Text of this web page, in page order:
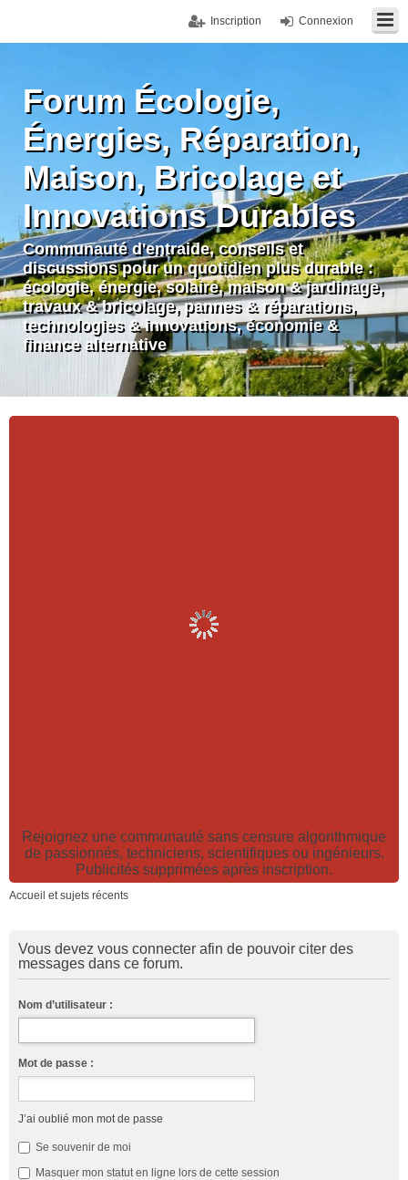
Connexion
Inscription
Forum Écologie,
Énergies, Réparation,
Maison, Bricolage et
Innovations Durables
Communauté d'entraide, conseils et
discussions pour un quotidien plus durable :
écologie, énergie, solaire, maison & jardinage,
travaux & bricolage, pannes & réparations,
technologies & innovations, économie &
finance alternative
Rejoignez une communauté sans censure algorithmique
de passionnés, techniciens, scientifiques ou ingénieurs.
Publicités supprimées après inscription.
Accueil et sujets récents
Vous devez vous connecter afin de pouvoir citer des
messages dans ce forum.
Nom d’utilisateur :
Mot de passe :
J’ai oublié mon mot de passe
Se souvenir de moi
Masquer mon statut en ligne lors de cette session